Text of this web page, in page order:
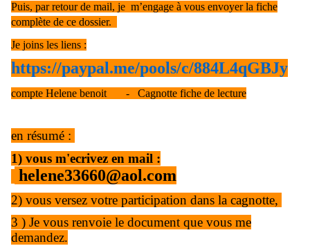
Puis, par retour de mail, je m’engage à vous envoyer la fiche
complète de ce dossier.
Je joins les liens :
https://paypal.me/pools/c/884L4qGBJy
compte Helene benoit - Cagnotte fiche de lecture
en résumé :
1) vous m'ecrivez en mail :
helene33660@aol.com
2) vous versez votre participation dans la cagnotte,
3 ) Je vous renvoie le document que vous me
demandez.